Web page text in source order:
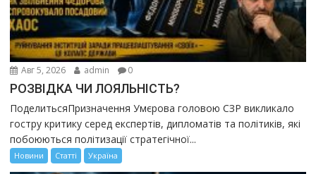
Авг 5, 2026 admin 0
РОЗВІДКА ЧИ ЛОЯЛЬНІСТЬ?
ПоделитьсяПризначення Умєрова головою СЗР викликало
гостру критику серед експертів, дипломатів та політиків, які
побоюються політизації стратегічної...
Новини Статті Україна